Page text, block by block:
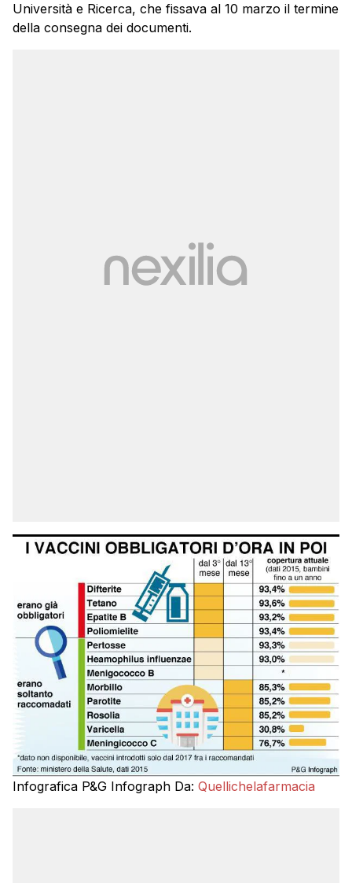
Università e Ricerca, che fissava al 10 marzo il termine
della consegna dei documenti.
Infografica P&G Infograph Da: Quellichelafarmacia